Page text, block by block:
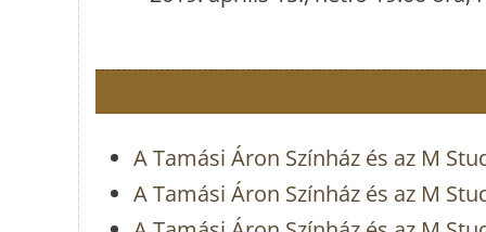
A Tamási Áron Színház és az M
A Tamási Áron Színház és az M